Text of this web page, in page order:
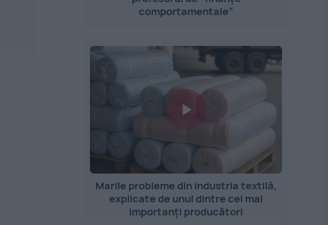
comportamentale”
Marile probleme din industria textilă,
explicate de unul dintre cei mai
importanți producători